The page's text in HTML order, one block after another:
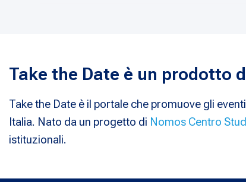
Take the Date è un prodotto
Take the Date è il portale che promuove gli
Italia. Nato da un progetto di Nomos Centro
istituzionali.